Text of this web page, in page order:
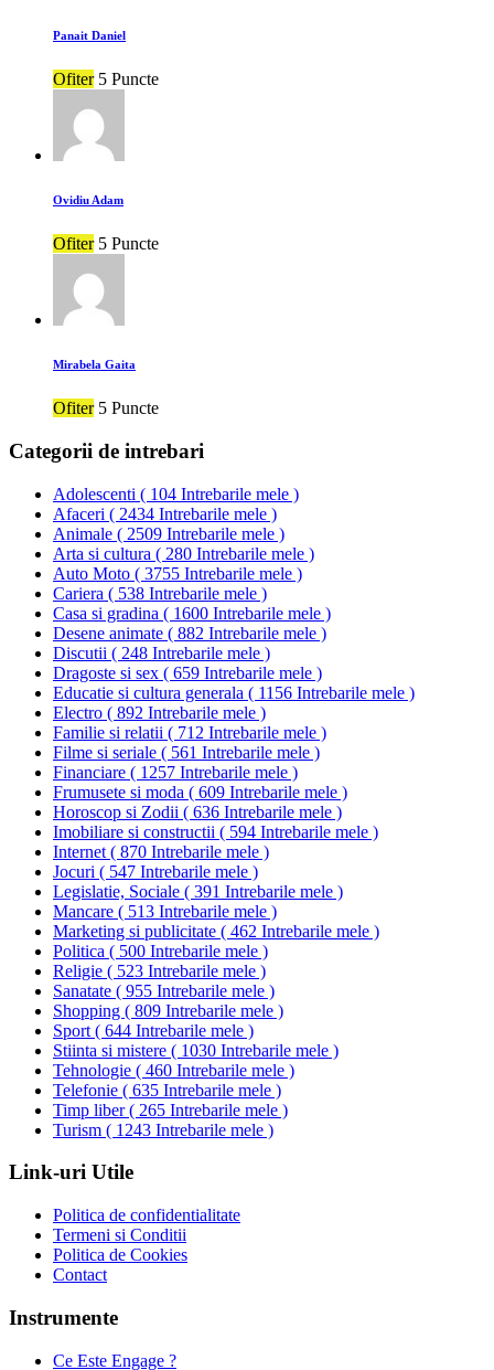
Panait Daniel
Ofiter 5 Puncte
Ovidiu Adam
Ofiter 5 Puncte
Mirabela Gaita
Ofiter 5 Puncte
Categorii de intrebari
Adolescenti ( 104 Intrebarile mele )
Afaceri ( 2434 Intrebarile mele )
Animale ( 2509 Intrebarile mele )
Arta si cultura ( 280 Intrebarile mele )
Auto Moto ( 3755 Intrebarile mele )
Cariera ( 538 Intrebarile mele )
Casa si gradina ( 1600 Intrebarile mele )
Desene animate ( 882 Intrebarile mele )
Discutii ( 248 Intrebarile mele )
Dragoste si sex ( 659 Intrebarile mele )
Educatie si cultura generala ( 1156 Intrebarile mele )
Electro ( 892 Intrebarile mele )
Familie si relatii ( 712 Intrebarile mele )
Filme si seriale ( 561 Intrebarile mele )
Financiare ( 1257 Intrebarile mele )
Frumusete si moda ( 609 Intrebarile mele )
Horoscop si Zodii ( 636 Intrebarile mele )
Imobiliare si constructii ( 594 Intrebarile mele )
Internet ( 870 Intrebarile mele )
Jocuri ( 547 Intrebarile mele )
Legislatie, Sociale ( 391 Intrebarile mele )
Mancare ( 513 Intrebarile mele )
Marketing si publicitate ( 462 Intrebarile mele )
Politica ( 500 Intrebarile mele )
Religie ( 523 Intrebarile mele )
Sanatate ( 955 Intrebarile mele )
Shopping ( 809 Intrebarile mele )
Sport ( 644 Intrebarile mele )
Stiinta si mistere ( 1030 Intrebarile mele )
Tehnologie ( 460 Intrebarile mele )
Telefonie ( 635 Intrebarile mele )
Timp liber( 265 Intrebarile mele )
Turism ( 1243 Intrebarile mele )
Link-uri Utile
Politica de confidentialitate
Termeni si Conditii
Politica de Cookies
Contact
Instrumente
Ce Este Engage ?